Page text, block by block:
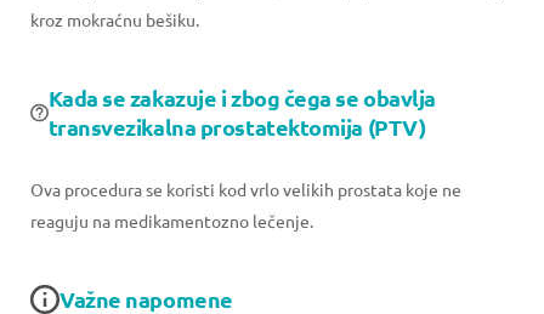
kroz mokraćnu bešiku.
Kada se zakazuje i zbog čega se obavlja
transvezikalna prostatektomija (PTV)
Ova procedura se koristi kod vrlo velikih prostata koje ne
reaguju na medikamentozno lečenje.
Važne napomene